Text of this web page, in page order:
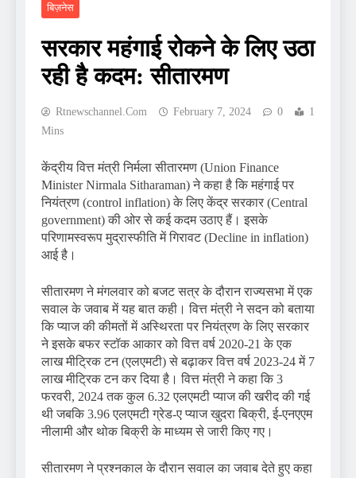
बिज़नेस
सरकार महंगाई रोकने के लिए उठा
रही है कदम: सीतारमण
Rtnewschannel.com February 7, 2024 0
1
Mins
केंद्रीय वित्त मंत्री निर्मला सीतारमण (Union Finance
Minister Nirmala Sitharaman) ने कहा है कि महंगाई पर
नियंत्रण (control inflation) के लिए केंद्र सरकार (Central
government) की ओर से कई कदम उठाए हैं। इसके
परिणामस्वरूप मुद्रास्फीति में गिरावट (Decline in inflation)
आई है।
सीतारमण ने मंगलवार को बजट सत्र के दौरान राज्यसभा में एक
सवाल के जवाब में यह बात कही। वित्त मंत्री ने सदन को बताया
कि प्याज की कीमतों में अस्थिरता पर नियंत्रण के लिए सरकार
ने इसके बफर स्टॉक आकार को वित्त वर्ष 2020-21 के एक
लाख मीट्रिक टन (एलएमटी) से बढ़ाकर वित्त वर्ष 2023-24 में 7
लाख मीट्रिक टन कर दिया है। वित्त मंत्री ने कहा कि 3
फरवरी, 2024 तक कुल 6.32 एलएमटी प्याज की खरीद की गई
थी जबकि 3.96 एलएमटी ग्रेड-ए प्याज खुदरा बिक्री, ई-एनएएम
नीलामी और थोक बिक्री के माध्यम से जारी किए गए।
सीतारमण ने प्रश्नकाल के दौरान सवाल का जवाब देते हुए कहा